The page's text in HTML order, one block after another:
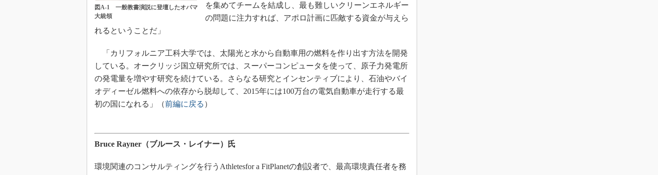
図A-1 一般教書演説に登壇したオバマ
大統領
を集めてチームを結成し、最も難しいクリーンエネルギー
の問題に注力すれば、アポロ計画に匹敵する資金が与えら
れるということだ」
「カリフォルニア工科大学では、太陽光と水から自動車用の燃料を作り出す方法を開発
している。オークリッジ国立研究所では、スーパーコンピュータを使って、原子力発電所
の発電量を増やす研究を続けている。さらなる研究とインセンティブにより、石油やバイ
オディーゼル燃料への依存から脱却して、2015年には100万台の電気自動車が走行する最
初の国になれる」（前編に戻る ）
Bruce Rayner（ブルース・レイナー）氏
環境関連のコンサルティングを行うAthletesfor a FitPlanetの創設者で、最高環境責任者を務